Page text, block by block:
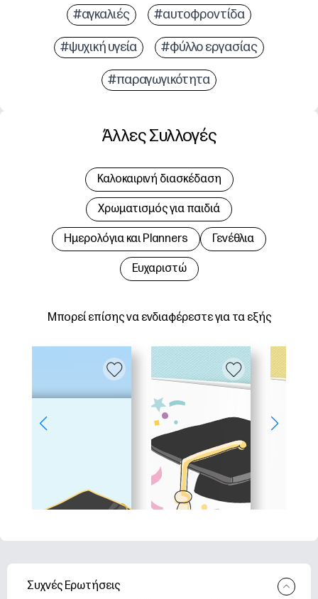
#αγκαλιές #αυτοφροντίδα
#ψυχική υγεία #φύλλο εργασίας
#παραγωγικότητα
Μπορεί επίσης να ενδιαφέρεστε για τα εξής
Άλλες Συλλογές
Καλοκαιρινή διασκέδαση
Χρωματισμός για παιδιά
Hμερολόγια και Planners Γενέθλια
Ευχαριστώ
Συχνές Ερωτήσεις